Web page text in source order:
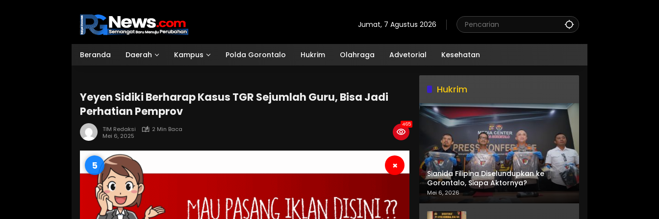
Jumat, 7 Agustus 2026
Beranda Daerah Kampus Polda Gorontalo Hukrim Olahraga Advetorial Kesehatan
Yeyen Sidiki Berharap Kasus TGR Sejumlah Guru, Bisa Jadi
Perhatian Pemprov
TIM Redaksi
2 Min Baca
Mei 6, 2025
465
3 ×
Hukrim
Sianida Filipina Diselundupkan ke
Gorontalo, Siapa Aktornya?
Mei 6, 2026